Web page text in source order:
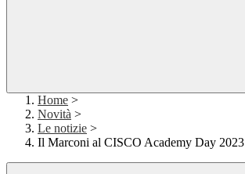
Home >
Novità >
Le notizie >
Il Marconi al CISCO Academy Day 2023